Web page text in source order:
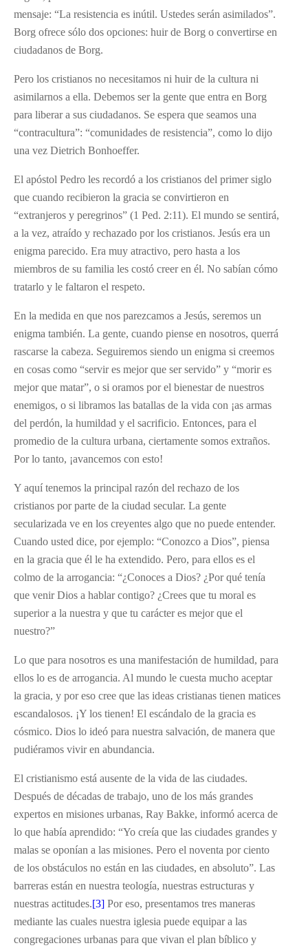
mensaje: “La resistencia es inútil. Ustedes serán asimilados”.
Borg ofrece sólo dos opciones: huir de Borg o convertirse en
ciudadanos de Borg.
Pero los cristianos no necesitamos ni huir de la cultura ni
asimilarnos a ella. Debemos ser la gente que entra en Borg
para liberar a sus ciudadanos. Se espera que seamos una
“contracultura”: “comunidades de resistencia”, como lo dijo
una vez Dietrich Bonhoeffer.
El apóstol Pedro les recordó a los cristianos del primer siglo
que cuando recibieron la gracia se convirtieron en
“extranjeros y peregrinos” (1 Ped. 2:11). El mundo se sentirá,
a la vez, atraído y rechazado por los cristianos. Jesús era un
enigma parecido. Era muy atractivo, pero hasta a los
miembros de su familia les costó creer en él. No sabían cómo
tratarlo y le faltaron el respeto.
En la medida en que nos parezcamos a Jesús, seremos un
enigma también. La gente, cuando piense en nosotros, querrá
rascarse la cabeza. Seguiremos siendo un enigma si creemos
en cosas como “servir es mejor que ser servido” y “morir es
mejor que matar”, o si oramos por el bienestar de nuestros
enemigos, o si libramos las batallas de la vida con ¡as armas
del perdón, la humildad y el sacrificio. Entonces, para el
promedio de la cultura urbana, ciertamente somos extraños.
Por lo tanto, ¡avancemos con esto!
Y aquí tenemos la principal razón del rechazo de los
cristianos por parte de la ciudad secular. La gente
secularizada ve en los creyentes algo que no puede entender.
Cuando usted dice, por ejemplo: “Conozco a Dios”, piensa
en la gracia que él le ha extendido. Pero, para ellos es el
colmo de la arrogancia: “¿Conoces a Dios? ¿Por qué tenía
que venir Dios a hablar contigo? ¿Crees que tu moral es
superior a la nuestra y que tu carácter es mejor que el
nuestro?”
Lo que para nosotros es una manifestación de humildad, para
ellos lo es de arrogancia. Al mundo le cuesta mucho aceptar
la gracia, y por eso cree que las ideas cristianas tienen matices
escandalosos. ¡Y los tienen! El escándalo de la gracia es
cósmico. Dios lo ideó para nuestra salvación, de manera que
pudiéramos vivir en abundancia.
El cristianismo está ausente de la vida de las ciudades.
Después de décadas de trabajo, uno de los más grandes
expertos en misiones urbanas, Ray Bakke, informó acerca de
lo que había aprendido: “Yo creía que las ciudades grandes y
malas se oponían a las misiones. Pero el noventa por ciento
de los obstáculos no están en las ciudades, en absoluto”. Las
barreras están en nuestra teología, nuestras estructuras y
nuestras actitudes.[3] Por eso, presentamos tres maneras
mediante las cuales nuestra iglesia puede equipar a las
congregaciones urbanas para que vivan el plan bíblico y